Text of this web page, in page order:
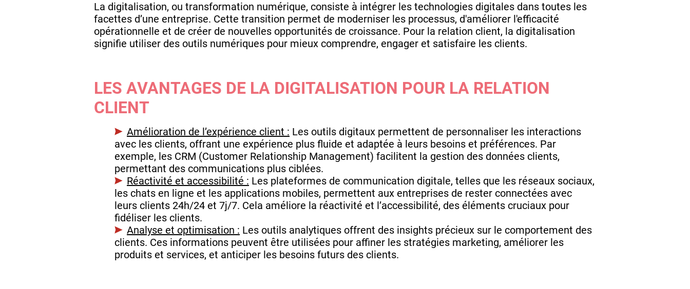
La digitalisation, ou transformation numérique, consiste à intégrer les technologies digitales dans toutes les
facettes d’une entreprise. Cette transition permet de moderniser les processus, d'améliorer l'efficacité
opérationnelle et de créer de nouvelles opportunités de croissance. Pour la relation client, la digitalisation
signifie utiliser des outils numériques pour mieux comprendre, engager et satisfaire les clients.
LES AVANTAGES DE LA DIGITALISATION POUR LA RELATION
CLIENT
Amélioration de l’expérience client : Les outils digitaux permettent de personnaliser les interactions
avec les clients, offrant une expérience plus fluide et adaptée à leurs besoins et préférences. Par
exemple, les CRM (Customer Relationship Management) facilitent la gestion des données clients,
permettant des communications plus ciblées.
Réactivité et accessibilité : Les plateformes de communication digitale, telles que les réseaux sociaux,
les chats en ligne et les applications mobiles, permettent aux entreprises de rester connectées avec
leurs clients 24h/24 et 7j/7. Cela améliore la réactivité et l’accessibilité, des éléments cruciaux pour
fidéliser les clients.
Analyse et optimisation : Les outils analytiques offrent des insights précieux sur le comportement des
clients. Ces informations peuvent être utilisées pour affiner les stratégies marketing, améliorer les
produits et services, et anticiper les besoins futurs des clients.